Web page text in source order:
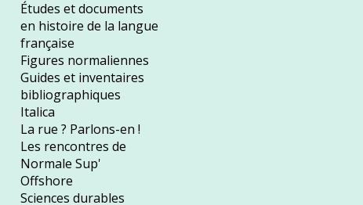
Études et documents
en histoire de la langue
française
Figures normaliennes
Guides et inventaires
bibliographiques
Italica
La rue ? Parlons-en !
Les rencontres de
Normale Sup'
Offshore
Sciences durables